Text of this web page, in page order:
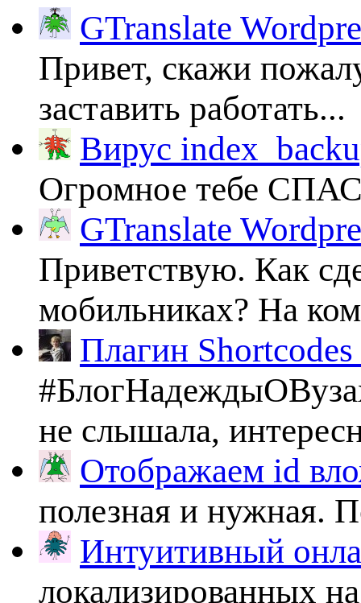
GTranslate
Привет, скажи
заставить работать...
Вирус
Огромное тебе
GTranslate
Приветствую. Как
мобильниках? На
Плагин
не слышала,
Отображаем id
полезная и нужная.
Интуитивный
локализированных